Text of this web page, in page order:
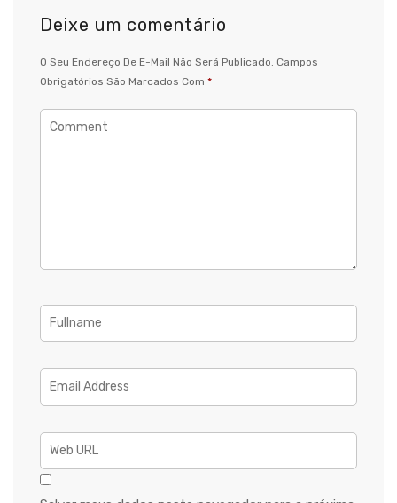
Deixe um comentário
O Seu Endereço De E-Mail Não Será Publicado. Campos
Obrigatórios São Marcados Com *